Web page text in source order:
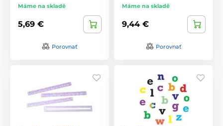
Máme na skladě
5,69 €
Porovnať
Máme na skladě
9,44 €
Porovnať